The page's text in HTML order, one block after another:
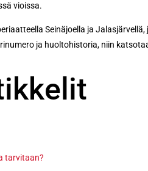
vioissa.
Seinäjoella ja
ja huoltohistoria, niin
tarvitaan?